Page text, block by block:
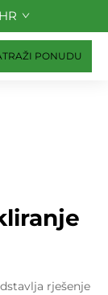
HR
PONUDU
rješenje